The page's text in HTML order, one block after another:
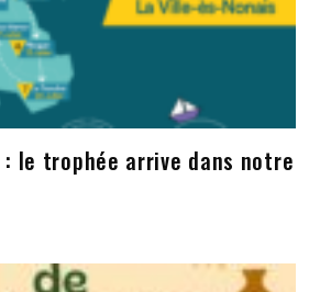
: le trophée arrive dans notre